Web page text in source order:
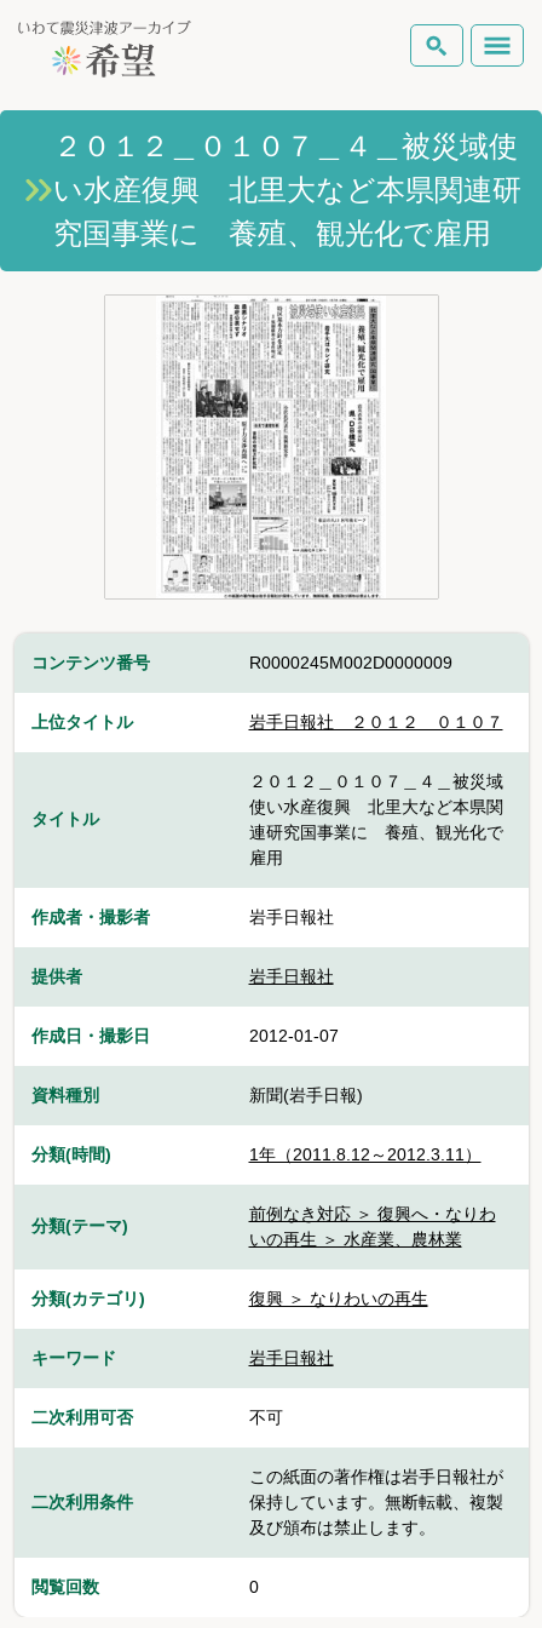
岩手県の被害状況
ピックアップコンテンツ
Foreign Laguage
検索
テーマから探す 地図から探す 詳細検索
２０１２＿０１０７＿４＿被災域使
い水産復興 北里大など本県関連研
究国事業に 養殖、観光化で雇用
コンテンツ番号 R0000245M002D0000009
上位タイトル 岩手日報社＿２０１２＿０１０７
タイトル
２０１２＿０１０７＿４＿被災域
使い水産復興 北里大など本県関
連研究国事業に 養殖、観光化で
雇用
作成者・撮影者 岩手日報社
提供者 岩手日報社
作成日・撮影日 2012-01-07
資料種別 新聞(岩手日報)
分類(時間) 1年（2011.8.12～2012.3.11）
分類(テーマ)
前例なき対応 ＞ 復興へ・なりわ
いの再生 ＞ 水産業、農林業
分類(カテゴリ) 復興 ＞ なりわいの再生
キーワード 岩手日報社
二次利用可否 不可
二次利用条件
この紙面の著作権は岩手日報社が
保持しています。無断転載、複製
及び頒布は禁止します。
閲覧回数 0